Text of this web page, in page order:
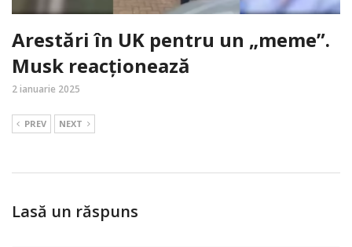
Arestări în UK pentru un „meme”.
Musk reacționează
2 ianuarie 2025
PREV NEXT
Lasă un răspuns